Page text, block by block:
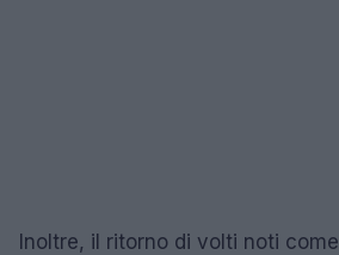
Inoltre, il ritorno di volti noti come